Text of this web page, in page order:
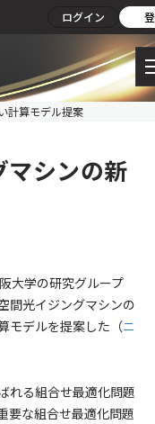
ログイン
計算モデル提案
マシンの新
大学の研究グループ
間光イジングマシンの
モデルを提案した（ニ
れる組合せ最適化問題
要な組合せ最適化問題